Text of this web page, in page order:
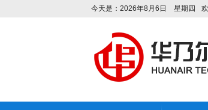
今天是：2026年8月6日 星期四